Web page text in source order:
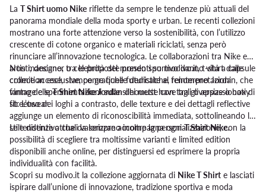
La T Shirt uomo Nike riflette da sempre le tendenze più attuali del
panorama mondiale della moda sporty e urban. Le recenti collezioni
mostrano una forte attenzione verso la sostenibilità, con l’utilizzo
crescente di cotone organico e materiali riciclati, senza però
rinunciare all’innovazione tecnologica. Le collaborazioni tra Nike e
artisti, designer o celebrità del mondo sportivo danno vita a capsule
collection esclusive, come quelle dedicate al fenomeno Jordan, che
fanno delleT Shirt Nike Jordandei must have tra gli appassionati di
streetwear.
Non mancano, tra le proposte presenti su modivo.it, t-shirt dalle
cromie accese, stampe grafiche futuristiche, reinterpretazioni
vintage e sperimentazioni sulle silhouette con tagli oversize o boxy
fit. L’uso dei loghi a contrasto, delle texture e dei dettagli reflective
aggiunge un elemento di riconoscibilità immediata, sottolineando lo
stile distintivo che da sempre accompagna ogniT Shirt Nike.
Le tendenze attuali valorizzano inoltre la personalizzazione, con la
possibilità di scegliere tra moltissime varianti e limited edition
disponibili anche online, per distinguersi ed esprimere la propria
individualità con facilità.
Scopri su modivo.it la collezione aggiornata di Nike T Shirt e lasciati
ispirare dall’unione di innovazione, tradizione sportiva e moda